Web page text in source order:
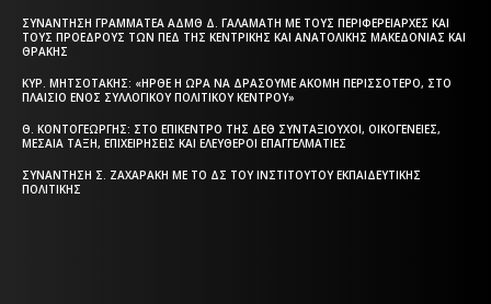
ΣΥΝΆΝΤΗΣΗ ΓΡΑΜΜΑΤΈΑ ΑΔΜΘ Δ. ΓΑΛΑΜΆΤΗ ΜΕ ΤΟΥΣ ΠΕΡΙΦΕΡΕΙΆΡΧΕΣ ΚΑΙ
ΤΟΥΣ ΠΡΟΈΔΡΟΥΣ ΤΩΝ ΠΕΔ ΤΗΣ ΚΕΝΤΡΙΚΉΣ ΚΑΙ ΑΝΑΤΟΛΙΚΉΣ ΜΑΚΕΔΟΝΊΑΣ ΚΑΙ
ΘΡΆΚΗΣ
ΚΥΡ. ΜΗΤΣΟΤΆΚΗΣ: «ΉΡΘΕ Η ΏΡΑ ΝΑ ΔΡΆΣΟΥΜΕ ΑΚΌΜΗ ΠΕΡΙΣΣΌΤΕΡΟ, ΣΤΟ
ΠΛΑΊΣΙΟ ΕΝΌΣ ΣΥΛΛΟΓΙΚΟΎ ΠΟΛΙΤΙΚΟΎ ΚΈΝΤΡΟΥ»
Θ. ΚΟΝΤΟΓΕΏΡΓΗΣ: ΣΤΟ ΕΠΊΚΕΝΤΡΟ ΤΗΣ ΔΕΘ ΣΥΝΤΑΞΙΟΎΧΟΙ, ΟΙΚΟΓΈΝΕΙΕΣ,
ΜΕΣΑΊΑ ΤΆΞΗ, ΕΠΙΧΕΙΡΉΣΕΙΣ ΚΑΙ ΕΛΕΎΘΕΡΟΙ ΕΠΑΓΓΕΛΜΑΤΊΕΣ
ΣΥΝΆΝΤΗΣΗ Σ. ΖΑΧΑΡΆΚΗ ΜΕ ΤΟ ΔΣ ΤΟΥ ΙΝΣΤΙΤΟΎΤΟΥ ΕΚΠΑΙΔΕΥΤΙΚΉΣ
ΠΟΛΙΤΙΚΉΣ